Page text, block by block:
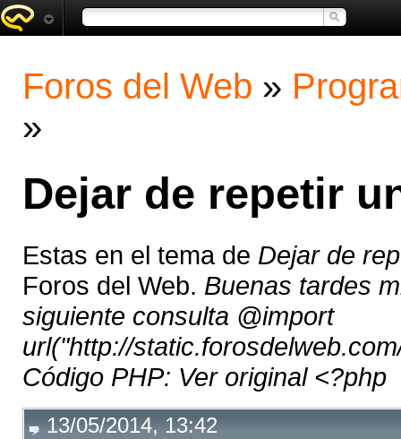
Foros del Web »
»
Dejar de repetir
Estas en el tema de Dejar de
Foros del Web. Buenas tardes
siguiente consulta @import
url("http://
Código PHP: Ver original
13/05/2014, 13:42